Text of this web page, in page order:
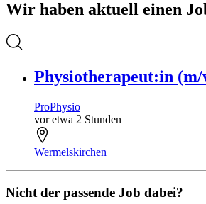
Wir haben aktuell einen
Physiotherapeut:in (m/
ProPhysio
vor etwa 2 Stunden
Wermelskirchen
Nicht der passende Job dabei?